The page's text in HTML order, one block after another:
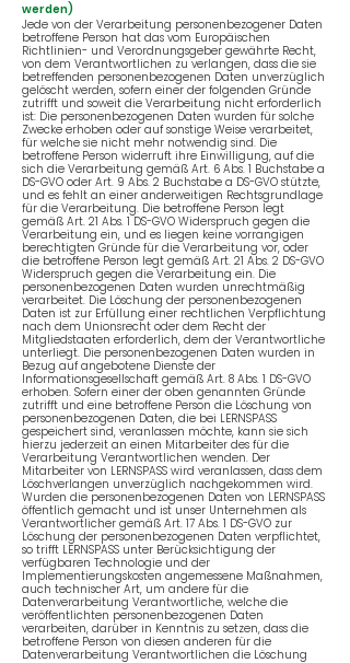
werden)
Jede von der Verarbeitung personenbezogener Daten
betroffene Person hat das vom Europäischen
Richtlinien- und Verordnungsgeber gewährte Recht,
von dem Verantwortlichen zu verlangen, dass die sie
betreffenden personenbezogenen Daten unverzüglich
gelöscht werden, sofern einer der folgenden Gründe
zutrifft und soweit die Verarbeitung nicht erforderlich
ist: Die personenbezogenen Daten wurden für solche
Zwecke erhoben oder auf sonstige Weise verarbeitet,
für welche sie nicht mehr notwendig sind. Die
betroffene Person widerruft ihre Einwilligung, auf die
sich die Verarbeitung gemäß Art. 6 Abs. 1 Buchstabe a
DS-GVO oder Art. 9 Abs. 2 Buchstabe a DS-GVO stützte,
und es fehlt an einer anderweitigen Rechtsgrundlage
für die Verarbeitung. Die betroffene Person legt
gemäß Art. 21 Abs. 1 DS-GVO Widerspruch gegen die
Verarbeitung ein, und es liegen keine vorrangigen
berechtigten Gründe für die Verarbeitung vor, oder
die betroffene Person legt gemäß Art. 21 Abs. 2 DS-GVO
Widerspruch gegen die Verarbeitung ein. Die
personenbezogenen Daten wurden unrechtmäßig
verarbeitet. Die Löschung der personenbezogenen
Daten ist zur Erfüllung einer rechtlichen Verpflichtung
nach dem Unionsrecht oder dem Recht der
Mitgliedstaaten erforderlich, dem der Verantwortliche
unterliegt. Die personenbezogenen Daten wurden in
Bezug auf angebotene Dienste der
Informationsgesellschaft gemäß Art. 8 Abs. 1 DS-GVO
erhoben. Sofern einer der oben genannten Gründe
zutrifft und eine betroffene Person die Löschung von
personenbezogenen Daten, die bei LERNSPASS
gespeichert sind, veranlassen möchte, kann sie sich
hierzu jederzeit an einen Mitarbeiter des für die
Verarbeitung Verantwortlichen wenden. Der
Mitarbeiter von LERNSPASS wird veranlassen, dass dem
Löschverlangen unverzüglich nachgekommen wird.
Wurden die personenbezogenen Daten von LERNSPASS
öffentlich gemacht und ist unser Unternehmen als
Verantwortlicher gemäß Art. 17 Abs. 1 DS-GVO zur
Löschung der personenbezogenen Daten verpflichtet,
so trifft LERNSPASS unter Berücksichtigung der
verfügbaren Technologie und der
Implementierungskosten angemessene Maßnahmen,
auch technischer Art, um andere für die
Datenverarbeitung Verantwortliche, welche die
veröffentlichten personenbezogenen Daten
verarbeiten, darüber in Kenntnis zu setzen, dass die
betroffene Person von diesen anderen für die
Datenverarbeitung Verantwortlichen die Löschung